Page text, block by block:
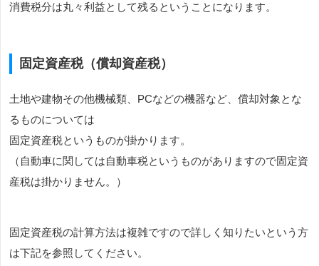
消費税分は丸々利益として残るということになります。
固定資産税（償却資産税）
土地や建物その他機械類、PCなどの機器など、償却対象とな
るものについては
固定資産税というものが掛かります。
（自動車に関しては自動車税というものがありますので固定資
産税は掛かりません。）
固定資産税の計算方法は複雑ですので詳しく知りたいという方
は下記を参照してください。